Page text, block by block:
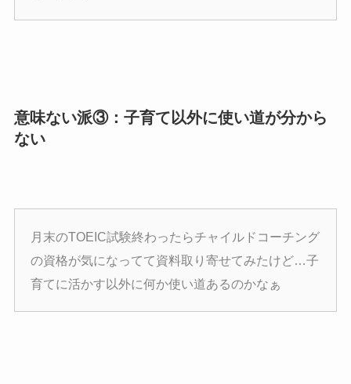
意味ない派③：子育て以外に使い道が分から
ない
月末のTOEIC試験終わったらチャイルドコーチング
の資格が気になってて資料取り寄せてみたけど…子
育てに活かす以外に何か使い道あるのかなぁ